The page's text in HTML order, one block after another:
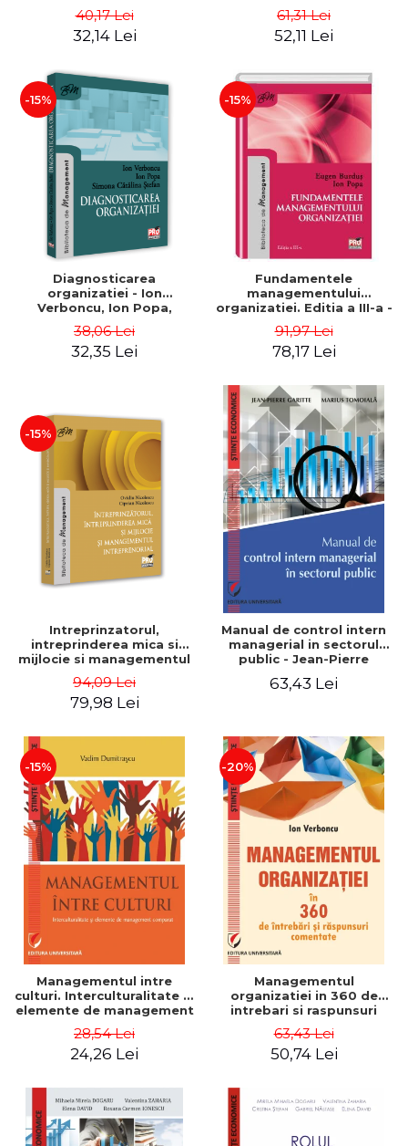
40,17 Lei
32,14 Lei
61,31 Lei
52,11 Lei
-15%
Diagnosticarea
organizatiei - Ion
Verboncu, Ion Popa,
38,06 Lei
32,35 Lei
-15%
Fundamentele
managementului
organizatiei. Editia a III-a -
91,97 Lei
78,17 Lei
-15%
Intreprinzatorul,
intreprinderea mica si
mijlocie si managementul
Nicolescu, Ciprian
Nicolescu
94,09 Lei
79,98 Lei
Manual de control intern
managerial in sectorul
public - Jean-Pierre
63,43 Lei
-15%
Managementul intre
culturi. Interculturalitate si
elemente de management
Dumitrascu
28,54 Lei
24,26 Lei
-20%
Managementul
organizatiei in 360 de
intrebari si raspunsuri
63,43 Lei
50,74 Lei